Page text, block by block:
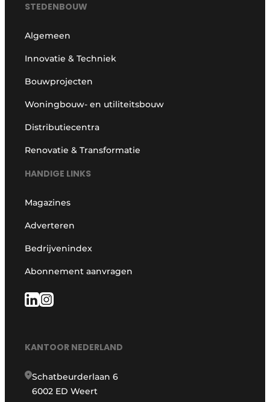
STEDENBOUW
Algemeen
Innovatie & Techniek
Bouwprojecten
Woningbouw- en utiliteitsbouw
Distributiecentra
Renovatie & Transformatie
HANDIGE LINKS
Magazines
Adverteren
Bedrijvenindex
Abonnement aanvragen
KANTOOR NEDERLAND
Schatbeurderlaan 6
6002 ED Weert